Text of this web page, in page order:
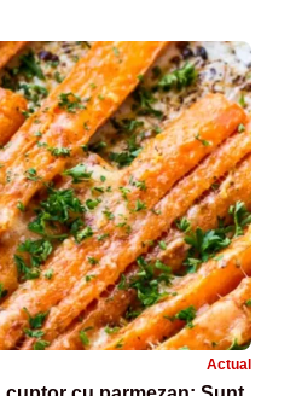
Actual